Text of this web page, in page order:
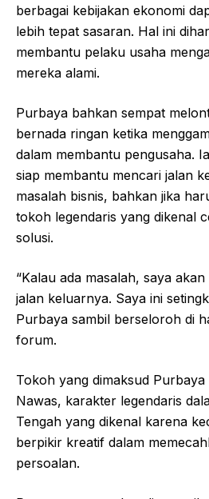
berbagai kebijakan ekonomi
lebih tepat sasaran. Hal ini
membantu pelaku usaha
mereka alami.
Purbaya bahkan sempat
bernada ringan ketika
dalam membantu pengusaha.
siap membantu mencari jalan
masalah bisnis, bahkan jika
tokoh legendaris yang dikenal
solusi.
“Kalau ada masalah, saya
jalan keluarnya. Saya ini
Purbaya sambil berseloroh di
forum.
Tokoh yang dimaksud
Nawas, karakter legendaris
Tengah yang dikenal karena
berpikir kreatif dalam
persoalan.